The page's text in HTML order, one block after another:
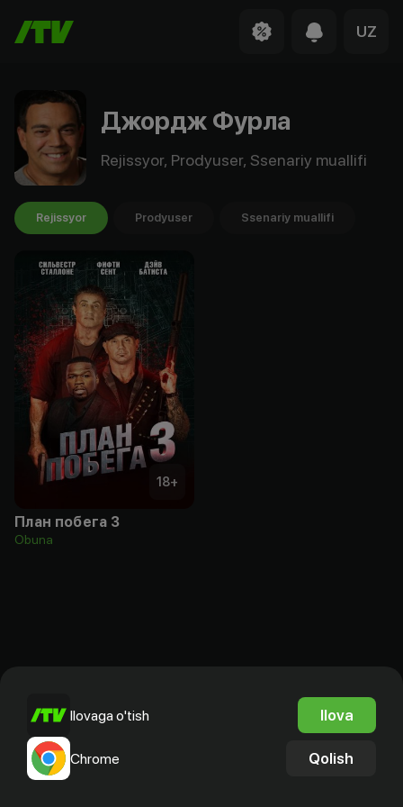
UZ
Джордж Фурла
Rejissyor, Prodyuser, Ssenariy muallifi
Rejissyor Prodyuser Ssenariy muallifi
18+
План побега 3
Obuna
Ilovaga o'tish Ilova
Chrome Qolish